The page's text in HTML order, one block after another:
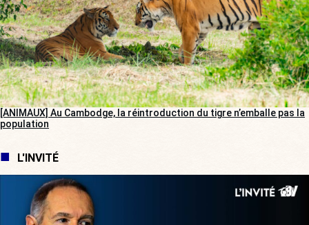
[ANIMAUX] Au Cambodge, la réintroduction du tigre n’emballe pas la
population
L'INVITÉ